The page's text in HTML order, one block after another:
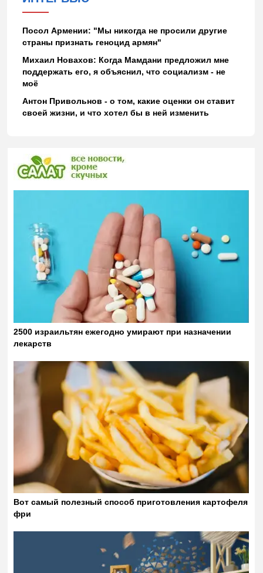
Посол Армении: "Мы никогда не просили другие
страны признать геноцид армян"
Михаил Новахов: Когда Мамдани предложил мне
поддержать его, я объяснил, что социализм - не
моё
Антон Привольнов - о том, какие оценки он ставит
своей жизни, и что хотел бы в ней изменить